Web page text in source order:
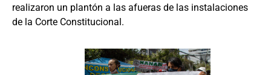
realizaron un plantón a las afueras de las instalaciones
de la Corte Constitucional.